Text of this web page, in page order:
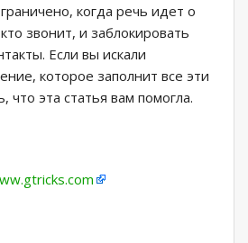
когда речь идет о
звонит, и заблокировать
Если вы искали
которое заполнит все эти
эта статья вам помогла.